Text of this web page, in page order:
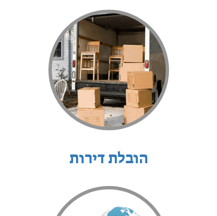
הובלת דירות